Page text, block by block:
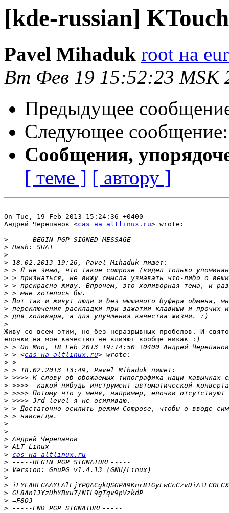
[kde-russian] KTouch
Pavel Mihaduk root на
Вт Фев 19 15:52:23 MSK
Предыдущее
Следующее
Сообщения,
[ теме ] [ автору ]
On Tue, 19 Feb 2013 15:24:36 +0400
Андрей Черепанов <cas на altlinux.ru> wrote:
>
>
>
>
>
>
>
>
>
>
>
>
Живу со всем этим, но без неразрывных пробелов. И
елочки на мое качество не влияют вообще никак :)
>
> > <cas на altlinux.ru
>
>
>
>
>
>
>
>
>
>
>
>
> cas на altlinux.ru
>
>
>
>
>
>
>